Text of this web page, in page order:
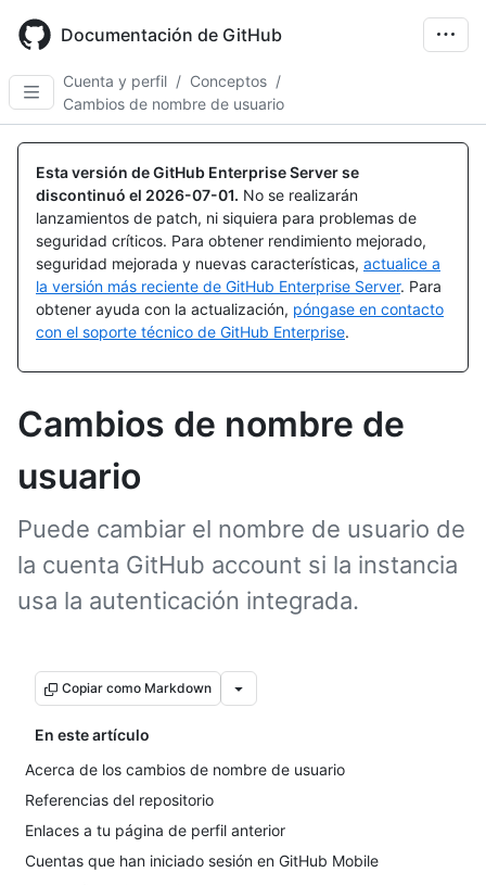
main
content
Documentación de GitHub
Cuenta y perfil / Conceptos /
Cambios de nombre de usuario
Esta versión de GitHub Enterprise Server se
discontinuó el 2026-07-01. No se realizarán
lanzamientos de patch, ni siquiera para problemas de
seguridad críticos. Para obtener rendimiento mejorado,
seguridad mejorada y nuevas características, actualice a
la versión más reciente de GitHub Enterprise Server. Para
obtener ayuda con la actualización, póngase en contacto
con el soporte técnico de GitHub Enterprise.
Cambios de nombre de
usuario
Puede cambiar el nombre de usuario de
la cuenta GitHub account si la instancia
usa la autenticación integrada.
Copiar como Markdown
En este artículo
Acerca de los cambios de nombre de usuario
Referencias del repositorio
Enlaces a tu página de perfil anterior
Cuentas que han iniciado sesión en GitHub Mobile